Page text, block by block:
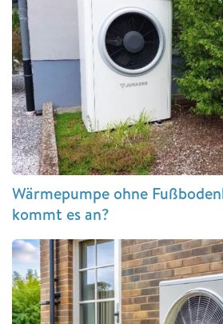
Wärmepumpe ohne
kommt es an?